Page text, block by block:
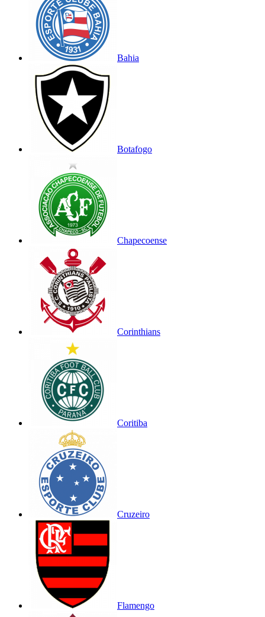
Bahia
Botafogo
Chapecoense
Corinthians
Coritiba
Cruzeiro
Flamengo